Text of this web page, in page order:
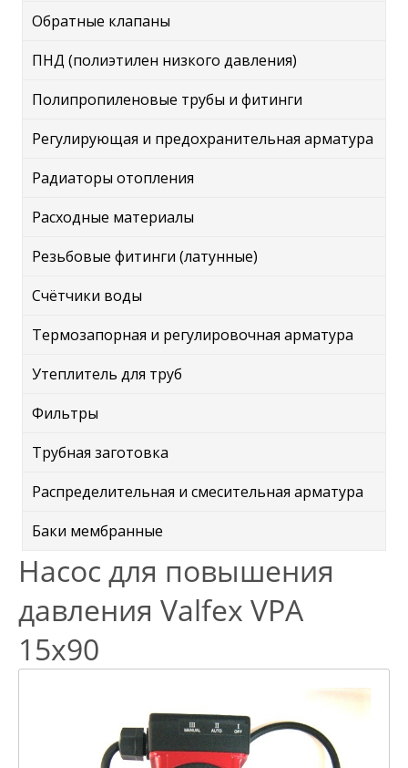
Обратные клапаны
ПНД (полиэтилен низкого давления)
Полипропиленовые трубы и фитинги
Регулирующая и предохранительная арматура
Радиаторы отопления
Расходные материалы
Резьбовые фитинги (латунные)
Счётчики воды
Термозапорная и регулировочная арматура
Утеплитель для труб
Фильтры
Трубная заготовка
Распределительная и смесительная арматура
Баки мембранные
Насос для повышения
давления Valfex VPA
15x90